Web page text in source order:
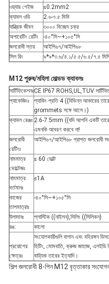
ওয়্যার গেইজ
≤0.2mm2
ক্যাবল ওডি
2.৬-৭.৫ মিমি
যান্ত্রিক জীবন
৩০০০ বিচ্ছেদ চক্র
অপারেটিং রেটিং
-৪০°সি~+১০৫°সি
জলরোধী স্তর
আইপি৬৭/আইপি৬৮
সিল রিং
৯*৯*৩.৬/৪.১/৫.৫/৬.৫/৭.৫
M12 পুরুষ/মহিলা মোল্ডড ক্যাবলঃ
সার্টিফিকেশনঃCE IP67 ROHS,UL,TUV
প্যাকেজিংঃ
প্যাকিং প্রতি 4 ((বিভিন্ন আকারের
grommets সঙ্গে আসে।)
ক্যাবল রেঞ্জঃ 2.6-7.5mm ((যদি আপনি একটি তারের
এমনকি আবরণ করবে না!
জলরোধী
রেটিংঃ
আইপি৬৭/আইপি৬৮ প্রাপ্ত জলরোধী
নামমাত্র
ভোল্টেজঃ
≤ 60 ভোল্ট
নামমাত্র
বর্তমানঃ
≤1A
কাজের
তাপমাত্রাঃ
-৪০°সি~+১০৫°সি
উপাদানঃ
প্লাস্টিক ((নাইলন),সিলিং ((সিলিকন)
রঙ:
কালো
প্রয়োগের
ক্ষেত্রঃ
সংযোগকারীগুলি বাগান এবং
হিটিং, মোমবাতি, ক্রুজ জাহাজ, এলইডি
বাহ্যিক তারের ইত্যাদি।
শিল্প জলরোধী 8-পিন M12 বৃত্তাকার